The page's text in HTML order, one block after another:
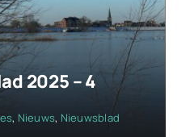
2025 – 4
, Nieuws, Nieuwsblad